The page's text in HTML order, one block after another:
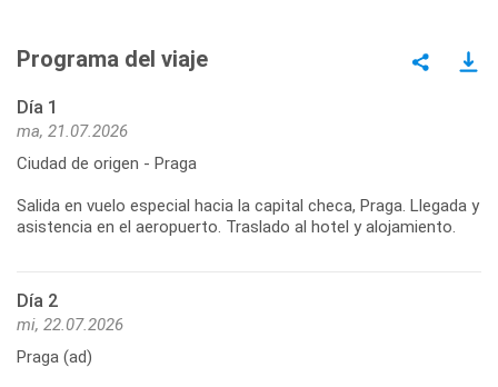
Programa del viaje
Día 1
ma, 21.07.2026
Ciudad de origen - Praga
Salida en vuelo especial hacia la capital checa, Praga. Llegada y
asistencia en el aeropuerto. Traslado al hotel y alojamiento.
Día 2
mi, 22.07.2026
Praga (ad)